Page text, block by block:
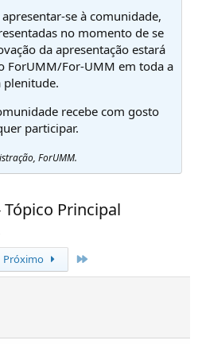
se à comunidade,
no momento de se
da apresentação estará
ForUMM/For-UMM em toda a
plenitude.
recebe com gosto
participar.
ForUMM.
Principal
Próximo